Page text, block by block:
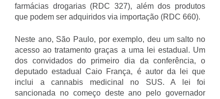
farmácias drogarias (RDC 327), além dos produtos
que podem ser adquiridos via importação (RDC 660).
Neste ano, São Paulo, por exemplo, deu um salto no
acesso ao tratamento graças a uma lei estadual. Um
dos convidados do primeiro dia da conferência, o
deputado estadual Caio França, é autor da lei que
inclui a cannabis medicinal no SUS. A lei foi
sancionada no começo deste ano pelo governador